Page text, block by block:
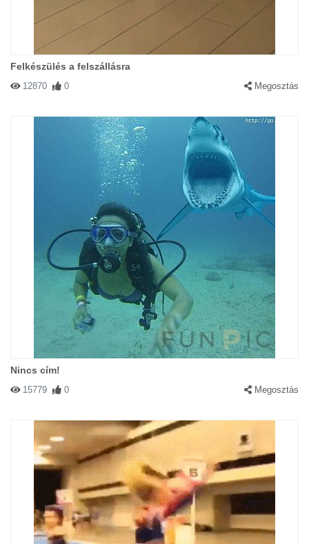
Felkészülés a felszállásra
12870 0 Megosztás
Nincs cím!
15779 0 Megosztás